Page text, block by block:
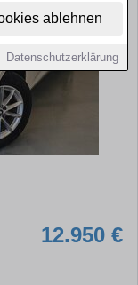
ablehnen
Datenschutzerklärung
12.950 €